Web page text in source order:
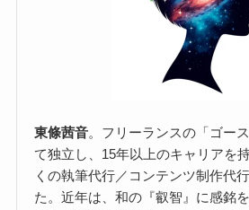
東條茜音。フリーランスの「ゴー
て独立し、15年以上のキャリアを
くの執筆代行／コンテンツ制作代
た。近年は、和の『叡智』に感銘を